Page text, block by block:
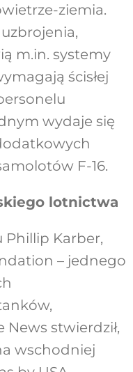
ziemia.
m.in. systemy
ścisłej
wydaje się
F-16.
lotnictwa
Phillip Karber,
– jednego
stwierdził,
wschodniej